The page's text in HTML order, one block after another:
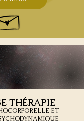
THÉRAPIE
ET